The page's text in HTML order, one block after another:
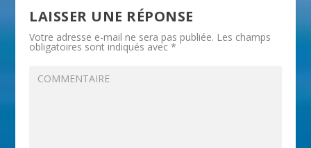
LAISSER UNE RÉPONSE
Votre adresse e-mail ne sera pas publiée. Les champs
obligatoires sont indiqués avec*